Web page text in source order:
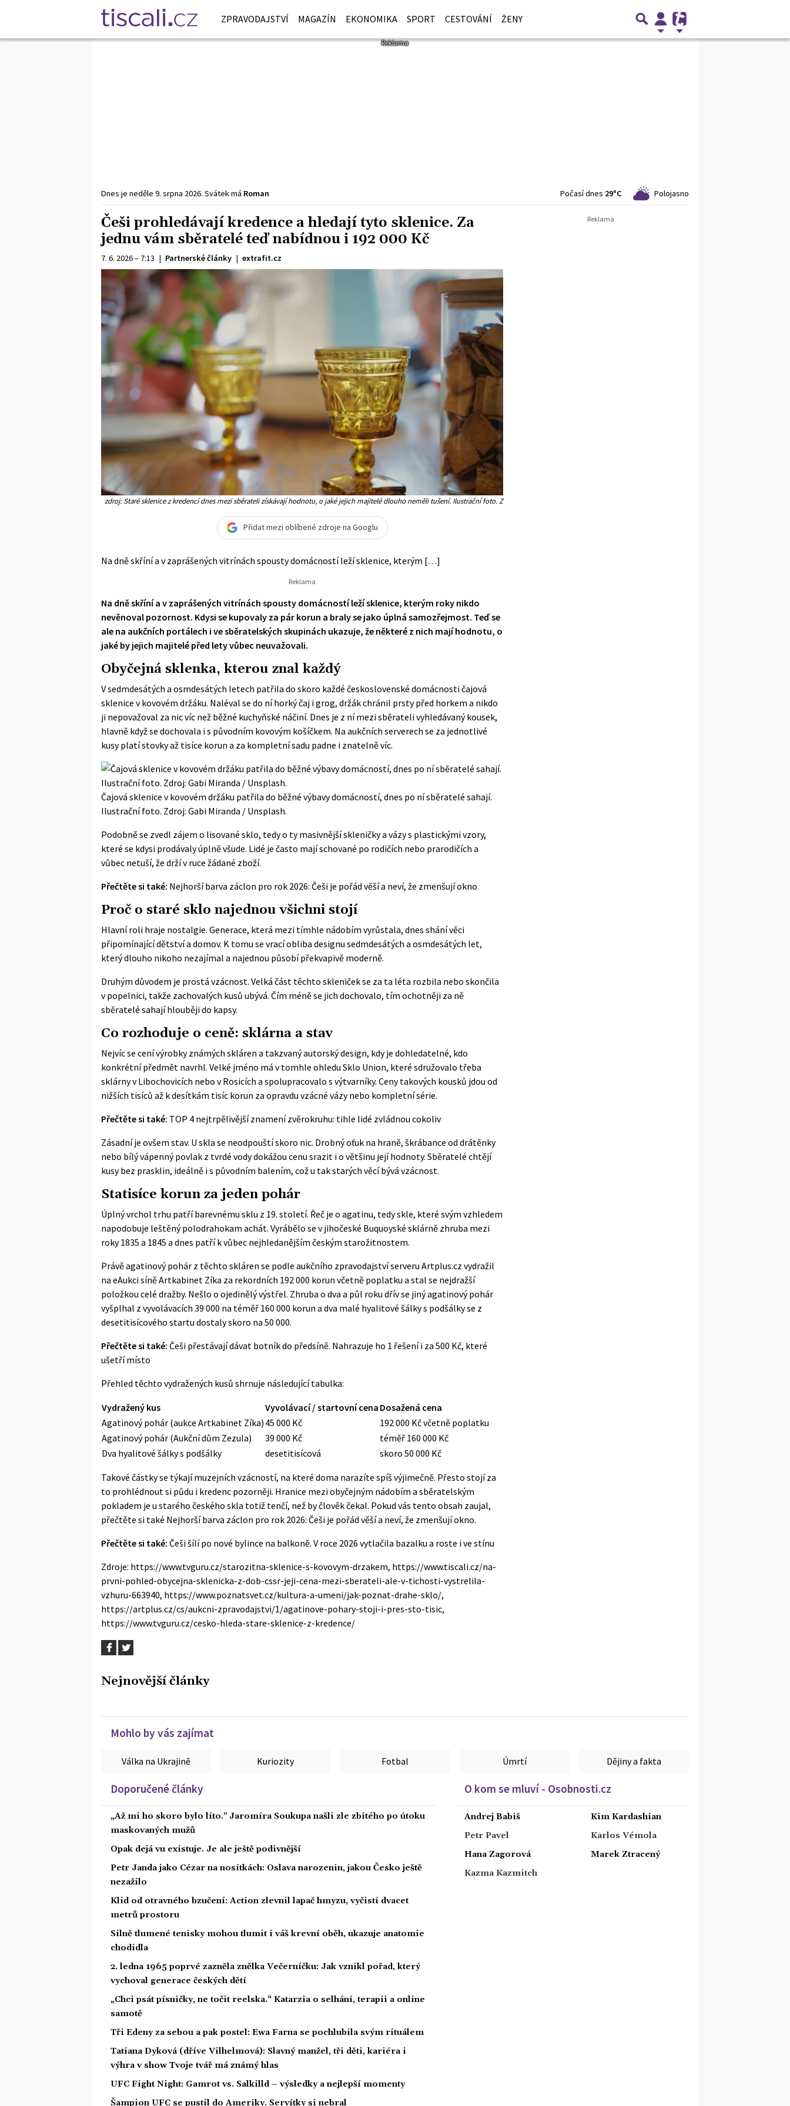
ZPRAVODAJSTVÍ MAGAZÍN EKONOMIKA SPORT CESTOVÁNÍ ŽENY
Dnes je neděle 9. srpna 2026. Svátek má Roman Počasí dnes 29°C Polojasno
Češi prohledávají kredence a hledají tyto sklenice. Za
jednu vám sběratelé teď nabídnou i 192 000 Kč
7. 6. 2026 – 7:13 | Partnerské články | extrafit.cz
zdroj: Staré sklenice z kredencí dnes mezi sběrateli získávají hodnotu, o jaké jejich majitelé dlouho neměli tušení. Ilustrační foto. Z
Přidat mezi oblíbené zdroje na Googlu
Na dně skříní a v zaprášených vitrínách spousty domácností leží sklenice, kterým […]
Na dně skříní a v zaprášených vitrínách spousty domácností leží sklenice, kterým roky nikdo
nevěnoval pozornost. Kdysi se kupovaly za pár korun a braly se jako úplná samozřejmost. Teď se
ale na aukčních portálech i ve sběratelských skupinách ukazuje, že některé z nich mají hodnotu, o
jaké by jejich majitelé před lety vůbec neuvažovali.
Obyčejná sklenka, kterou znal každý
V sedmdesátých a osmdesátých letech patřila do skoro každé československé domácnosti čajová
sklenice v kovovém držáku. Naléval se do ní horký čaj i grog, držák chránil prsty před horkem a nikdo
ji nepovažoval za nic víc než běžné kuchyňské náčiní. Dnes je z ní mezi sběrateli vyhledávaný kousek,
hlavně když se dochovala i s původním kovovým košíčkem. Na aukčních serverech se za jednotlivé
kusy platí stovky až tisíce korun a za kompletní sadu padne i znatelně víc.
Čajová sklenice v kovovém držáku patřila do běžné výbavy domácností, dnes po ní sběratelé sahají.
Ilustrační foto. Zdroj: Gabi Miranda / Unsplash.
Podobně se zvedl zájem o lisované sklo, tedy o ty masivnější skleničky a vázy s plastickými vzory,
které se kdysi prodávaly úplně všude. Lidé je často mají schované po rodičích nebo prarodičích a
vůbec netuší, že drží v ruce žádané zboží.
Přečtěte si také: Nejhorší barva záclon pro rok 2026: Češi je pořád věší a neví, že zmenšují okno
Proč o staré sklo najednou všichni stojí
Hlavní roli hraje nostalgie. Generace, která mezi tímhle nádobím vyrůstala, dnes shání věci
připomínající dětství a domov. K tomu se vrací obliba designu sedmdesátých a osmdesátých let,
který dlouho nikoho nezajímal a najednou působí překvapivě moderně.
Druhým důvodem je prostá vzácnost. Velká část těchto skleniček se za ta léta rozbila nebo skončila
v popelnici, takže zachovalých kusů ubývá. Čím méně se jich dochovalo, tím ochotněji za ně
sběratelé sahají hlouběji do kapsy.
Co rozhoduje o ceně: sklárna a stav
Nejvíc se cení výrobky známých skláren a takzvaný autorský design, kdy je dohledatelné, kdo
konkrétní předmět navrhl. Velké jméno má v tomhle ohledu Sklo Union, které sdružovalo třeba
sklárny v Libochovicích nebo v Rosicích a spolupracovalo s výtvarníky. Ceny takových kousků jdou od
nižších tisíců až k desítkám tisíc korun za opravdu vzácné vázy nebo kompletní série.
Přečtěte si také: TOP 4 nejtrpělivější znamení zvěrokruhu: tihle lidé zvládnou cokoliv
Zásadní je ovšem stav. U skla se neodpouští skoro nic. Drobný oťuk na hraně, škrábance od drátěnky
nebo bílý vápenný povlak z tvrdé vody dokážou cenu srazit i o většinu její hodnoty. Sběratelé chtějí
kusy bez prasklin, ideálně i s původním balením, což u tak starých věcí bývá vzácnost.
Statisíce korun za jeden pohár
Úplný vrchol trhu patří barevnému sklu z 19. století. Řeč je o agatinu, tedy skle, které svým vzhledem
napodobuje leštěný polodrahokam achát. Vyrábělo se v jihočeské Buquoyské sklárně zhruba mezi
roky 1835 a 1845 a dnes patří k vůbec nejhledanějším českým starožitnostem.
Právě agatinový pohár z těchto skláren se podle aukčního zpravodajství serveru Artplus.cz vydražil
na eAukci síně Artkabinet Zíka za rekordních 192 000 korun včetně poplatku a stal se nejdražší
položkou celé dražby. Nešlo o ojedinělý výstřel. Zhruba o dva a půl roku dřív se jiný agatinový pohár
vyšplhal z vyvolávacích 39 000 na téměř 160 000 korun a dva malé hyalitové šálky s podšálky se z
desetitisícového startu dostaly skoro na 50 000.
Přečtěte si také: Češi přestávají dávat botník do předsíně. Nahrazuje ho 1 řešení i za 500 Kč, které
ušetří místo
Přehled těchto vydražených kusů shrnuje následující tabulka:
Vydražený kus Vyvolávací / startovní cena Dosažená cena
Agatinový pohár (aukce Artkabinet Zíka) 45 000 Kč
192 000 Kč včetně poplatku
Agatinový pohár (Aukční dům Zezula)
39 000 Kč
téměř 160 000 Kč
Dva hyalitové šálky s podšálky
desetitisícová skoro 50 000 Kč
Takové částky se týkají muzejních vzácností, na které doma narazíte spíš výjimečně. Přesto stojí za
to prohlédnout si půdu i kredenc pozorněji. Hranice mezi obyčejným nádobím a sběratelským
pokladem je u starého českého skla totiž tenčí, než by člověk čekal. Pokud vás tento obsah zaujal,
přečtěte si také Nejhorší barva záclon pro rok 2026: Češi je pořád věší a neví, že zmenšují okno.
Přečtěte si také: Češi šílí po nové bylince na balkoně. V roce 2026 vytlačila bazalku a roste i ve stínu
Zdroje: https://www.tvguru.cz/starozitna-sklenice-s-kovovym-drzakem, https://www.tiscali.cz/na-
prvni-pohled-obycejna-sklenicka-z-dob-cssr-jeji-cena-mezi-sberateli-ale-v-tichosti-vystrelila-
vzhuru-663940, https://www.poznatsvet.cz/kultura-a-umeni/jak-poznat-drahe-sklo/,
https://artplus.cz/cs/aukcni-zpravodajstvi/1/agatinove-pohary-stoji-i-pres-sto-tisic,
https://www.tvguru.cz/cesko-hleda-stare-sklenice-z-kredence/
Nejnovější články
Mohlo by vás zajímat
Válka na Ukrajině Kuriozity Fotbal Úmrtí Dějiny a fakta
Doporučené články
„Až mi ho skoro bylo líto." Jaromíra Soukupa našli zle zbitého po útoku
maskovaných mužů
Opak dejá vu existuje. Je ale ještě podivnější
Petr Janda jako Cézar na nosítkách: Oslava narozenin, jakou Česko ještě
nezažilo
Klid od otravného bzučení: Action zlevnil lapač hmyzu, vyčistí dvacet
metrů prostoru
Silně tlumené tenisky mohou tlumit i váš krevní oběh, ukazuje anatomie
chodidla
2. ledna 1965 poprvé zazněla znělka Večerníčku: Jak vznikl pořad, který
vychoval generace českých dětí
„Chci psát písničky, ne točit reelska.“ Katarzia o selhání, terapii a online
samotě
Tři Edeny za sebou a pak postel: Ewa Farna se pochlubila svým rituálem
Tatiana Dyková (dříve Vilhelmová): Slavný manžel, tři děti, kariéra i
výhra v show Tvoje tvář má známý hlas
UFC Fight Night: Gamrot vs. Salkilld – výsledky a nejlepší momenty
Šampion UFC se pustil do Ameriky. Servítky si nebral
O kom se mluví - Osobnosti.cz
Andrej Babiš
Petr Pavel
Hana Zagorová
Kazma Kazmitch
Kim Kardashian
Karlos Vémola
Marek Ztracený